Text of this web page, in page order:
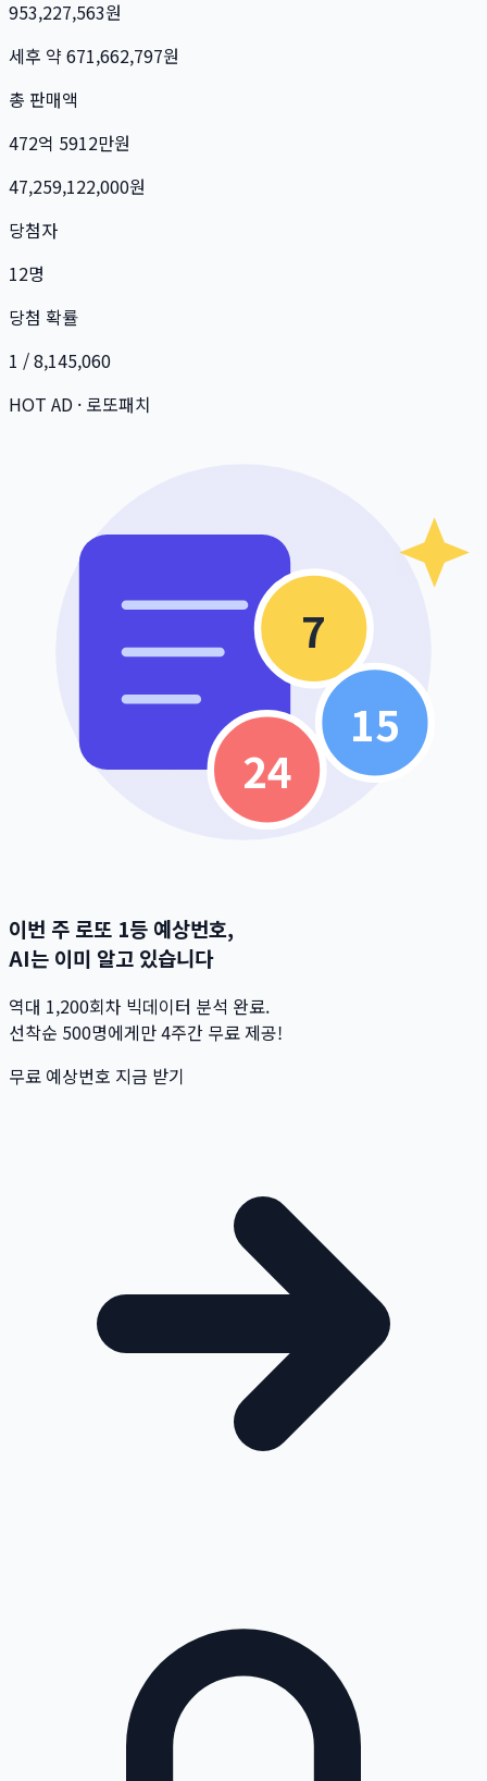
953,227,563원
세후 약 671,662,797원
총 판매액
472억 5912만원
47,259,122,000원
당첨자
12명
당첨 확률
1 / 8,145,060
HOT AD · 로또패치
7
15
24
이번 주 로또 1등 예상번호,
AI는 이미 알고 있습니다
역대 1,200회차 빅데이터 분석 완료.
선착순 500명에게만 4주간 무료 제공!
무료 예상번호 지금 받기